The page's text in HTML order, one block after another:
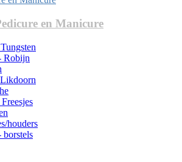
en Manicure
Robijn
houders
borstels